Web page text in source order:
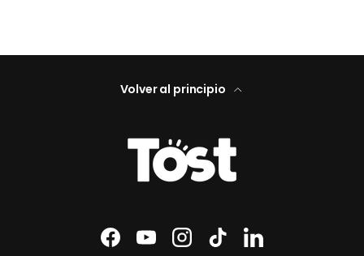
Volver al principio
Facebook
YouTubeInstagram
TikTokLinkedIn